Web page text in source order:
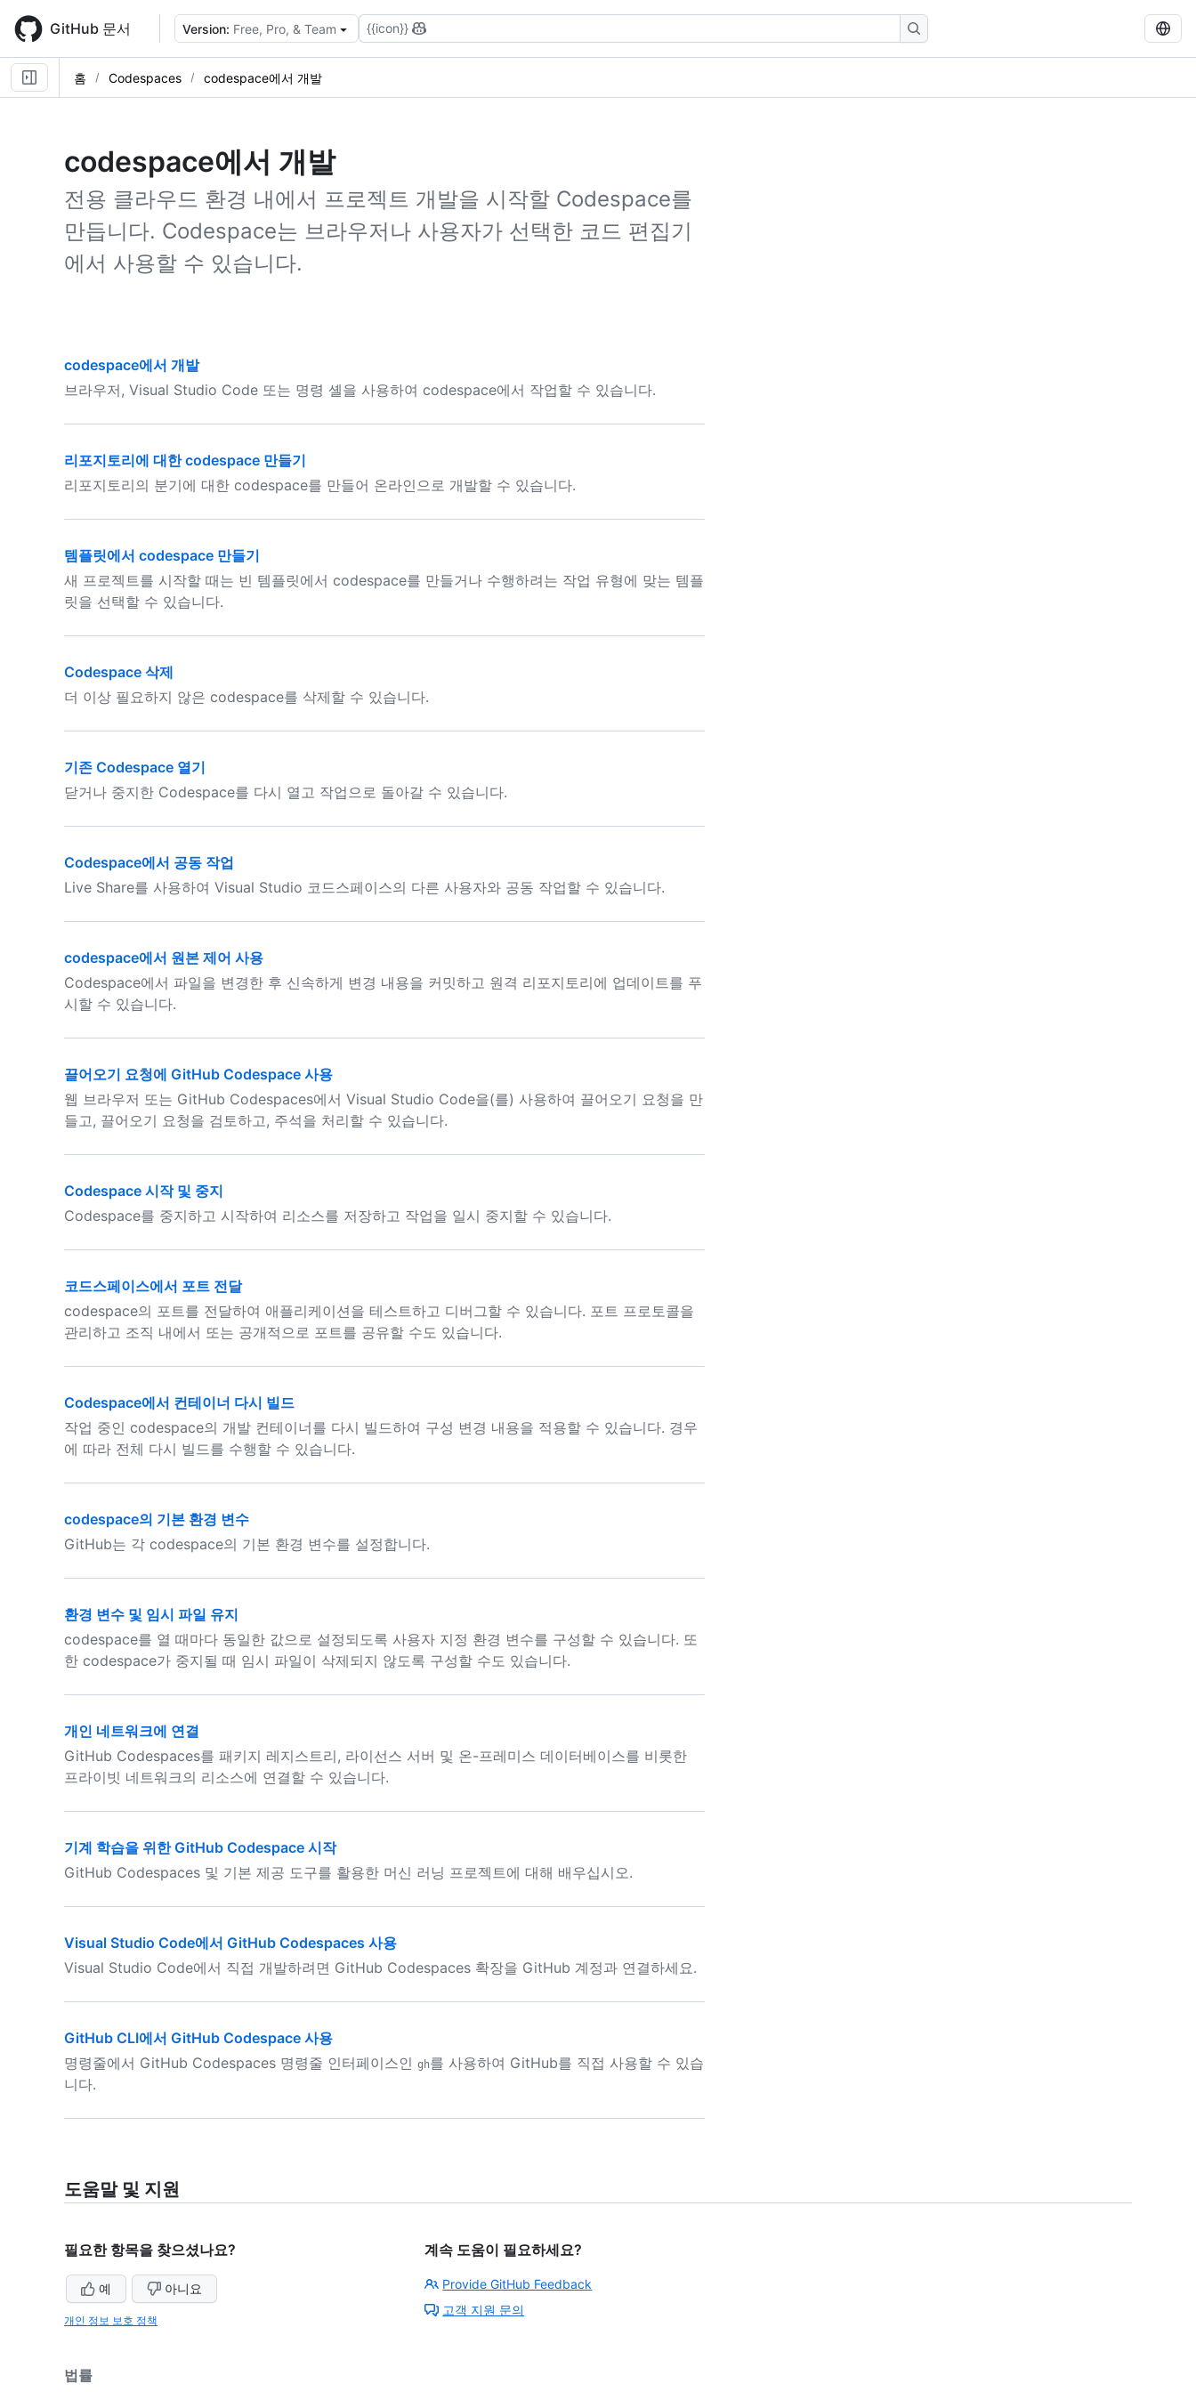
main
content
GitHub 문서 Version: Free, Pro, & Team {{icon}}
홈 Codespaces codespace에서 개발
codespace에서 개발
전용 클라우드 환경 내에서 프로젝트 개발을 시작할 Codespace를
만듭니다. Codespace는 브라우저나 사용자가 선택한 코드 편집기
에서 사용할 수 있습니다.
codespace에서 개발
브라우저, Visual Studio Code 또는 명령 셸을 사용하여 codespace에서 작업할 수 있습니다.
리포지토리에 대한 codespace 만들기
리포지토리의 분기에 대한 codespace를 만들어 온라인으로 개발할 수 있습니다.
템플릿에서 codespace 만들기
새 프로젝트를 시작할 때는 빈 템플릿에서 codespace를 만들거나 수행하려는 작업 유형에 맞는 템플
릿을 선택할 수 있습니다.
Codespace 삭제
더 이상 필요하지 않은 codespace를 삭제할 수 있습니다.
기존 Codespace 열기
닫거나 중지한 Codespace를 다시 열고 작업으로 돌아갈 수 있습니다.
Codespace에서 공동 작업
Live Share를 사용하여 Visual Studio 코드스페이스의 다른 사용자와 공동 작업할 수 있습니다.
codespace에서 원본 제어 사용
Codespace에서 파일을 변경한 후 신속하게 변경 내용을 커밋하고 원격 리포지토리에 업데이트를 푸
시할 수 있습니다.
끌어오기 요청에 GitHub Codespace 사용
웹 브라우저 또는 GitHub Codespaces에서 Visual Studio Code을(를) 사용하여 끌어오기 요청을 만
들고, 끌어오기 요청을 검토하고, 주석을 처리할 수 있습니다.
Codespace 시작 및 중지
Codespace를 중지하고 시작하여 리소스를 저장하고 작업을 일시 중지할 수 있습니다.
코드스페이스에서 포트 전달
codespace의 포트를 전달하여 애플리케이션을 테스트하고 디버그할 수 있습니다. 포트 프로토콜을
관리하고 조직 내에서 또는 공개적으로 포트를 공유할 수도 있습니다.
Codespace에서 컨테이너 다시 빌드
작업 중인 codespace의 개발 컨테이너를 다시 빌드하여 구성 변경 내용을 적용할 수 있습니다. 경우
에 따라 전체 다시 빌드를 수행할 수 있습니다.
codespace의 기본 환경 변수
GitHub는 각 codespace의 기본 환경 변수를 설정합니다.
환경 변수 및 임시 파일 유지
codespace를 열 때마다 동일한 값으로 설정되도록 사용자 지정 환경 변수를 구성할 수 있습니다. 또
한 codespace가 중지될 때 임시 파일이 삭제되지 않도록 구성할 수도 있습니다.
개인 네트워크에 연결
GitHub Codespaces를 패키지 레지스트리, 라이선스 서버 및 온-프레미스 데이터베이스를 비롯한
프라이빗 네트워크의 리소스에 연결할 수 있습니다.
기계 학습을 위한 GitHub Codespace 시작
GitHub Codespaces 및 기본 제공 도구를 활용한 머신 러닝 프로젝트에 대해 배우십시오.
Visual Studio Code에서 GitHub Codespaces 사용
Visual Studio Code에서 직접 개발하려면 GitHub Codespaces 확장을 GitHub 계정과 연결하세요.
GitHub CLI에서 GitHub Codespace 사용
명령줄에서 GitHub Codespaces 명령줄 인터페이스인 gh를 사용하여 GitHub를 직접 사용할 수 있습
니다.
도움말 및 지원
필요한 항목을 찾으셨나요?
예 아니요
개인 정보 보호 정책
계속 도움이 필요하세요?
Provide GitHub Feedback
고객 지원 문의
법률